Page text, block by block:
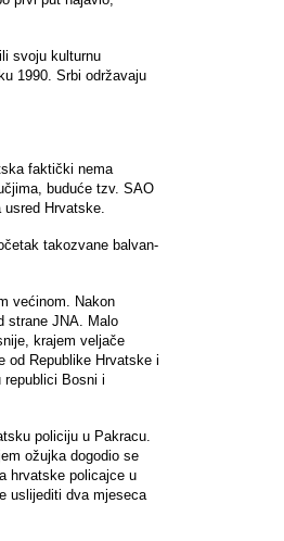
svoju kulturnu
1990. Srbi održavaju
faktički nema
buduće tzv. SAO
Hrvatske.
takozvane balvan-
većinom. Nakon
strane JNA. Malo
krajem veljače
od Republike Hrvatske i
Bosni i
policiju u Pakracu.
ožujka dogodio se
hrvatske policajce u
uslijediti dva mjeseca